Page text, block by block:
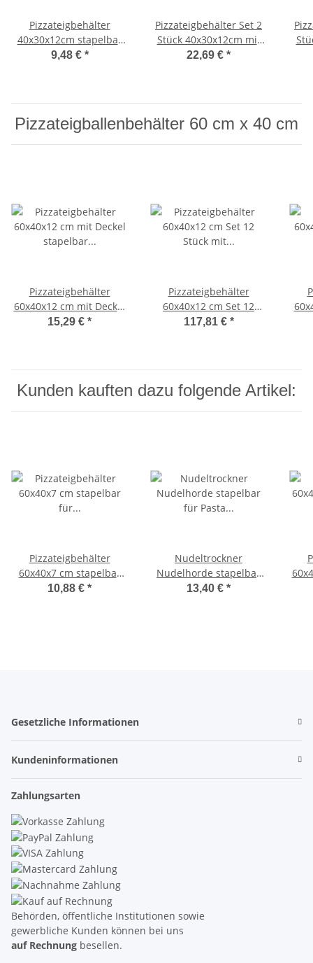
Pizzateigbehälter
40x30x12cm stapelbar
für Pizzeria und Hobby
9,48 € *
Pizzateigbehälter Set 2
Stück 40x30x12cm mit
Auflagedeckel stapelbar
22,69 € *
Pizzateigballenbehälter 60 cm x 40 cm
Pizzateigbehälter
60x40x12 cm mit Deckel
stapelbar für Pizzeria
15,29 € *
Pizzateigbehälter
60x40x12 cm Set 12
Stück mit Deckel
117,81 € *
Kunden kauften dazu folgende Artikel:
Pizzateigbehälter
60x40x7 cm stapelbar
für Pizzeria und Hobby
10,88 € *
Nudeltrockner
Nudelhorde stapelbar
für Pasta
13,40 € *
Gesetzliche Informationen
Kundeninformationen
Zahlungsarten
Behörden, öffentliche Institutionen sowie
gewerbliche Kunden können bei uns
auf Rechnung besellen.